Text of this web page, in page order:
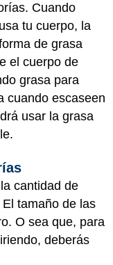
Cuando
tu cuerpo, la
de grasa
el cuerpo de
grasa para
cuando escaseen
usar la grasa
cantidad de
tamaño de las
O sea que, para
deberás